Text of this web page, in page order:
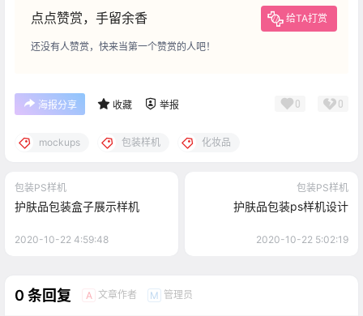
点点赞赏，手留余香 给TA打赏
还没有人赞赏，快来当第一个赞赏的人吧！
海报分享 收藏 举报 0 0
mockups 包装样机 化妆品
包装PS样机
护肤品包装盒子展示样机
2020-10-22 4:59:48
包装PS样机
护肤品包装ps样机设计
2020-10-22 5:02:19
0 条回复 A 文章作者 M 管理员